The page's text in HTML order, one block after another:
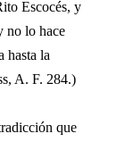
Escocés, y
no lo hace
hasta la
A. F. 284.)
que